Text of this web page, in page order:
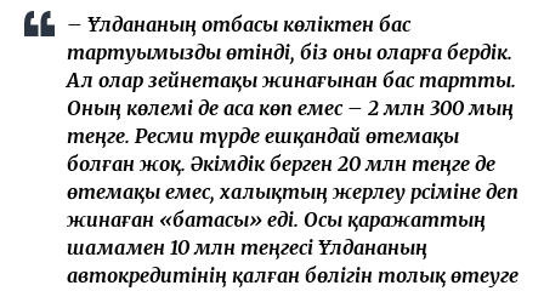
– Ұлдананың отбасы көліктен бас
тартуымызды өтінді, біз оны оларға бердік.
Ал олар зейнетақы жинағынан бас тартты.
Оның көлемі де аса көп емес – 2 млн 300 мың
теңге. Ресми түрде ешқандай өтемақы
болған жоқ. Әкімдік берген 20 млн теңге де
өтемақы емес, халықтың жерлеу рәсіміне деп
жинаған «батасы» еді. Осы қаражаттың
шамамен 10 млн теңгесі Ұлдананың
автокредитінің қалған бөлігін толық өтеуге